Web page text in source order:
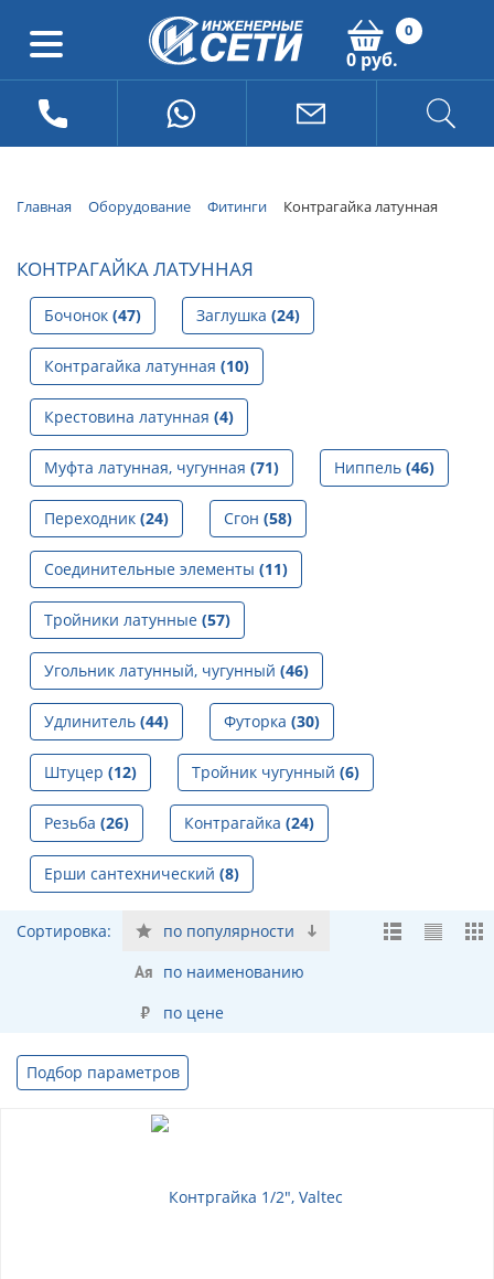
0
0 руб.
Главная Оборудование Фитинги Контрагайка латунная
КОНТРАГАЙКА ЛАТУННАЯ
Бочонок (47) Заглушка (24)
Контрагайка латунная (10)
Крестовина латунная (4)
Муфта латунная, чугунная (71) Ниппель (46)
Переходник (24) Сгон (58)
Соединительные элементы (11)
Тройники латунные (57)
Угольник латунный, чугунный (46)
Удлинитель (44) Футорка (30)
Штуцер (12) Тройник чугунный (6)
Резьба (26) Контрагайка (24)
Ерши сантехнический (8)
Сортировка:
по популярности
по наименованию
по цене
Подбор параметров